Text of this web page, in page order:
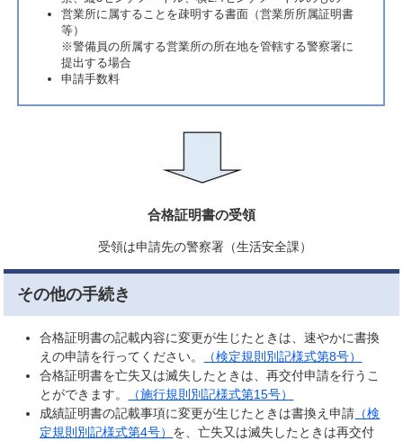
営業所に属することを疎明する書面（営業所所属証明書
等）
※警備員の所属する営業所の所在地を管轄する警察署に
提出する場合
申請手数料
合格証明書の受領
受領は申請先の警察署（生活安全課）
その他の手続き
合格証明書の記載内容に変更が生じたときは、速やかに書換
えの申請を行ってください。
（検定規則別記様式第8号）
合格証明書を亡失又は滅失したときは、再交付申請を行うこ
とができます。
（施行規則別記様式第15号）
成績証明書の記載事項に変更が生じたときは書換え申請 （検
定規則別記様式第4号） を、亡失又は滅失したときは再交付